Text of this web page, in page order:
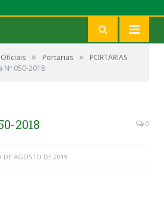
» Portarias »
PORTARIAS
Nº 050-2018
2018 0
DE AGOSTO DE 2019